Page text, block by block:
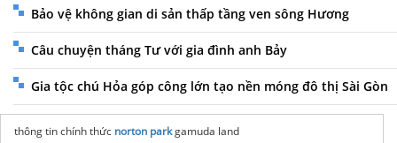
Bảo vệ không gian di sản thấp tầng ven sông Hương
Câu chuyện tháng Tư với gia đình anh Bảy
Gia tộc chú Hỏa góp công lớn tạo nền móng đô thị Sài Gòn
thông tin chính thức norton parkgamuda land